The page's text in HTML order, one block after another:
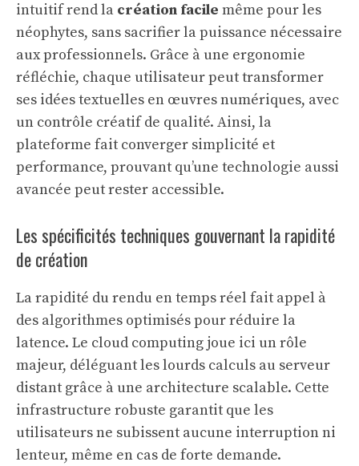
intuitif rend la création facile même pour les
néophytes, sans sacrifier la puissance nécessaire
aux professionnels. Grâce à une ergonomie
réfléchie, chaque utilisateur peut transformer
ses idées textuelles en œuvres numériques, avec
un contrôle créatif de qualité. Ainsi, la
plateforme fait converger simplicité et
performance, prouvant qu’une technologie aussi
avancée peut rester accessible.
Les spécificités techniques gouvernant la rapidité
de création
La rapidité du rendu en temps réel fait appel à
des algorithmes optimisés pour réduire la
latence. Le cloud computing joue ici un rôle
majeur, déléguant les lourds calculs au serveur
distant grâce à une architecture scalable. Cette
infrastructure robuste garantit que les
utilisateurs ne subissent aucune interruption ni
lenteur, même en cas de forte demande.